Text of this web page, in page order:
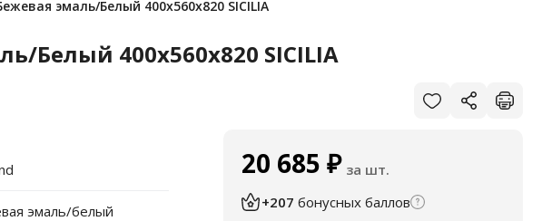
эмаль/Белый 400х560х820 SICILIA
Белый 400х560х820 SICILIA
эмаль/белый
20 685 ₽ за шт.
+207 бонусных баллов